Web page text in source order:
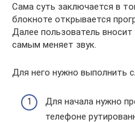
Сама суть заключается в
блокноте открывается
Далее пользователь
самым меняет звук.
Для него нужно выполнить
Для начала нужно
телефоне